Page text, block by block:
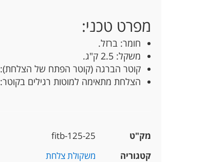
מפרט טכני:
חומר: ברזל.
משקל: 2.5 ק"ג.
קוטר הברגה (קוטר הפתח של הצלחת): 30 מ"מ.
הצלחת מתאימה למוטות רגילים בקוטר: 28-29 מ"מ.
מק"ט
fitb-125-25
קטגוריה
משקולת צלחת